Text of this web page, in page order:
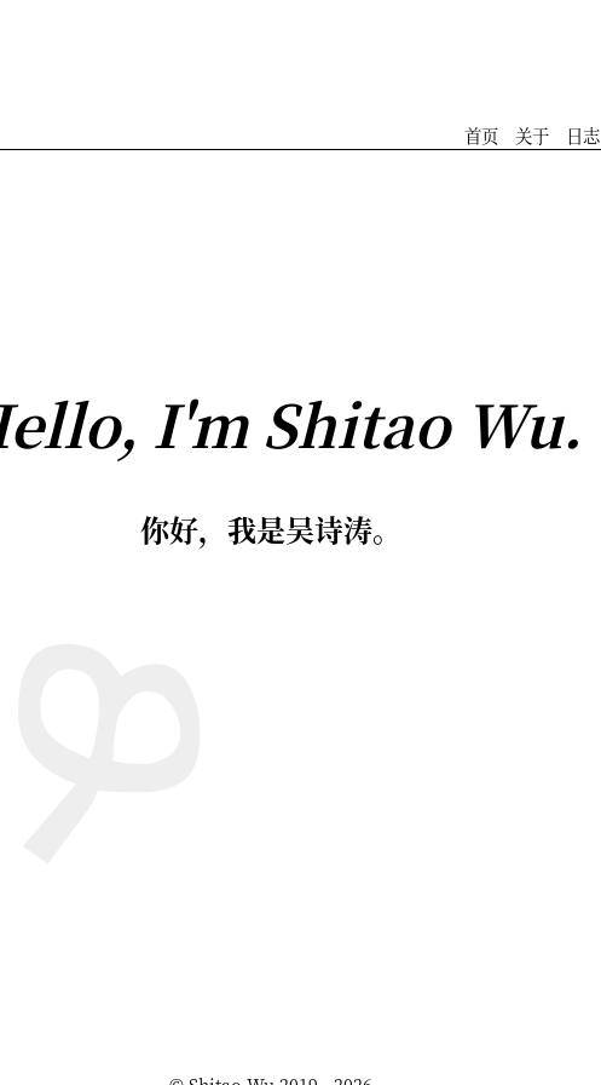
首页 关于 ️日志
I'm Shitao Wu.
你好，我是吴诗涛。